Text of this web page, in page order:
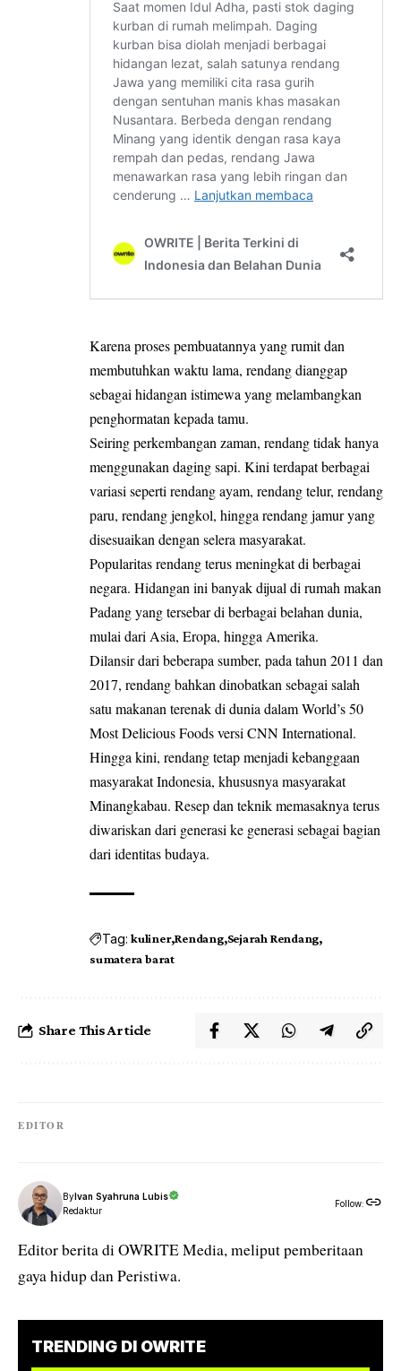
Karena proses pembuatannya yang rumit dan
membutuhkan waktu lama, rendang dianggap
sebagai hidangan istimewa yang melambangkan
penghormatan kepada tamu.
Seiring perkembangan zaman, rendang tidak hanya
menggunakan daging sapi. Kini terdapat berbagai
variasi seperti rendang ayam, rendang telur, rendang
paru, rendang jengkol, hingga rendang jamur yang
disesuaikan dengan selera masyarakat.
Popularitas rendang terus meningkat di berbagai
negara. Hidangan ini banyak dijual di rumah makan
Padang yang tersebar di berbagai belahan dunia,
mulai dari Asia, Eropa, hingga Amerika.
Dilansir dari beberapa sumber, pada tahun 2011 dan
2017, rendang bahkan dinobatkan sebagai salah
satu makanan terenak di dunia dalam World’s 50
Most Delicious Foods versi CNN International.
Hingga kini, rendang tetap menjadi kebanggaan
masyarakat Indonesia, khususnya masyarakat
Minangkabau. Resep dan teknik memasaknya terus
diwariskan dari generasi ke generasi sebagai bagian
dari identitas budaya.
Tag: kuliner Rendang Sejarah Rendang
sumatera barat
Share This Article
EDITOR
By Ivan Syahruna Lubis
Redaktur
Follow:
Editor berita di OWRITE Media, meliput pemberitaan
gaya hidup dan Peristiwa.
TRENDING DI OWRITE